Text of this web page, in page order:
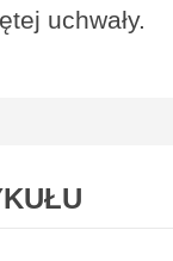
uchwały.